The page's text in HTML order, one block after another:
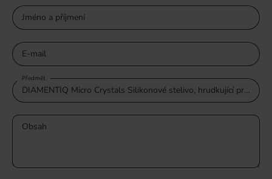
Jméno a příjmení
E-mail
Předmět
Obsah